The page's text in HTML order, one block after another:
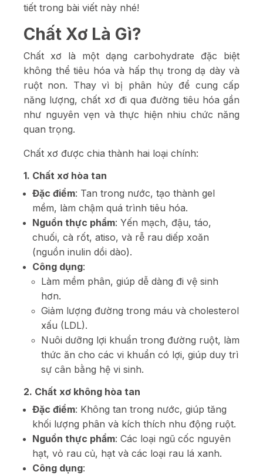
tiết trong bài viết này nhé!
Chất Xơ Là Gì?
Chất xơ là một dạng carbohydrate đặc biệt
không thể tiêu hóa và hấp thụ trong dạ dày và
ruột non. Thay vì bị phân hủy để cung cấp
năng lượng, chất xơ đi qua đường tiêu hóa gần
như nguyên vẹn và thực hiện nhiu chức năng
quan trọng.
Chất xơ được chia thành hai loại chính:
1. Chất xơ hòa tan
Đặc điểm: Tan trong nước, tạo thành gel
mềm, làm chậm quá trình tiêu hóa.
Nguồn thực phẩm: Yến mạch, đậu, táo,
chuối, cà rốt, atiso, và rễ rau diếp xoăn
(nguồn inulin dồi dào).
Công dụng:
Làm mềm phân, giúp dễ dàng đi vệ sinh
hơn.
Giảm lượng đường trong máu và cholesterol
xấu (LDL).
Nuôi dưỡng lợi khuẩn trong đường ruột, làm
thức ăn cho các vi khuẩn có lợi, giúp duy trì
sự cân bằng hệ vi sinh.
2. Chất xơ không hòa tan
Đặc điểm: Không tan trong nước, giúp tăng
khối lượng phân và kích thích nhu động ruột.
Nguồn thực phẩm: Các loại ngũ cốc nguyên
hạt, vỏ rau củ, hạt và các loại rau lá xanh.
Công dụng: